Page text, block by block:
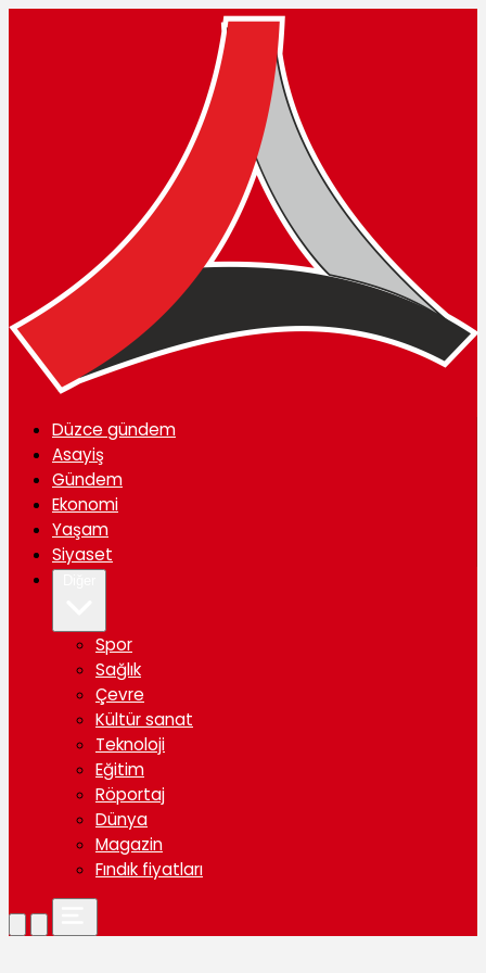
Düzce gündem
Asayiş
Gündem
Ekonomi
Yaşam
Siyaset
Spor
Sağlık
Çevre
Kültür sanat
Teknoloji
Eğitim
Röportaj
Dünya
Magazin
Fındık fiyatları